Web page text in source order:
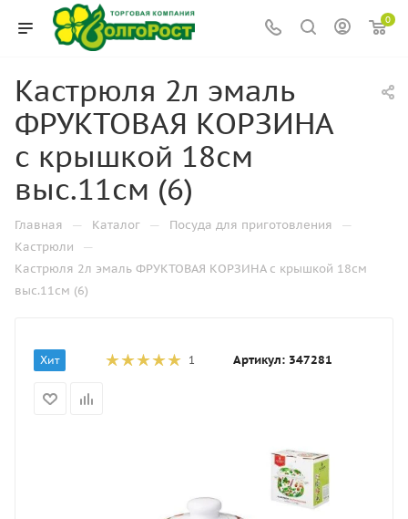
0
Кастрюля 2л эмаль
ФРУКТОВАЯ КОРЗИНА
с крышкой 18см
выс.11см (6)
Главная — Каталог — Посуда для приготовления —
Кастрюли —
Кастрюля 2л эмаль ФРУКТОВАЯ КОРЗИНА с крышкой 18см
выс.11см (6)
Хит 1 Артикул: 347281